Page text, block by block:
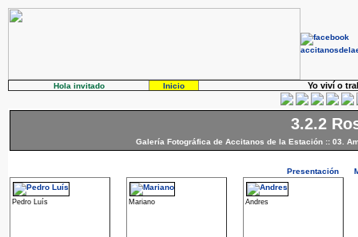
Hola invitado Inicio Yo viví o
3.2.2
Galería Fotográfica de Accitanos de la Estación:: 03.
Presentación
Pedro Luís Mariano Andres